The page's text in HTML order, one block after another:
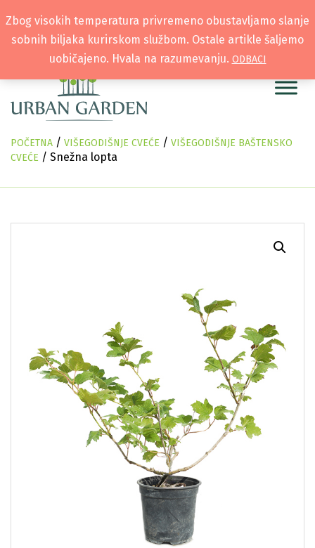
POČETNA / VIŠEGODIŠNJE CVEĆE / VIŠEGODIŠNJE BAŠTENSKO
CVEĆE / Snežna lopta
Zbog visokih temperatura privremeno obustavljamo slanje
sobnih biljaka kurirskom službom. Ostale artikle šaljemo
uobičajeno. Hvala na razumevanju. ODBACI